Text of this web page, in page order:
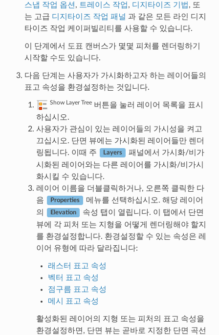
스냅 작업 옵션 , 트레이스 작업, 디지타이즈 기법, 또
는 고급 디지타이즈 작업 패널 과 같은 모든 라인 디지
타이즈 작업 케이퍼빌리티를 사용할 수 있습니다.
이 단계에서 도표 캔버스가 몇몇 피처를 렌더링하기
시작할 수도 있습니다.
다음 단계는 사용자가 가시화하고자 하는 레이어들의
표고 속성을 환경설정하는 것입니다.
Show Layer Tree버튼을 눌러 레이어 목록을 표시
하십시오.
사용자가 관심이 있는 레이어들의 가시성을 켜고
끄십시오. 단면 뷰에는 가시화된 레이어들만 렌더
링됩니다. 이때 주
Layers
패널에서 가시화/비가
시화된 레이어와는 다른 레이어를 가시화/비가시
화시킬 수 있습니다.
레이어 이름을 더블클릭하거나, 오른쪽 클릭한 다
음
Properties
메뉴를 선택하십시오. 해당 레이어
의
Elevation
속성 탭이 열립니다. 이 탭에서 단면
뷰에 각 피처 또는 지형을 어떻게 렌더링해야 할지
를 환경설정합니다. 환경설정할 수 있는 속성은 레
이어 유형에 따라 달라집니다:
래스터 표고 속성
벡터 표고 속성
점구름 표고 속성
메시 표고 속성
활성화된 레이어의 지형 또는 피처의 표고 속성을
환경설정하면, 단면 뷰는 곧바로 지정한 단면 곡선